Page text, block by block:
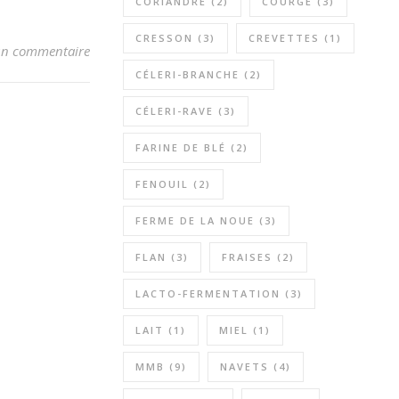
commentaire
CRESSON (3) CREVETTES (1)
CÉLERI-BRANCHE (2)
CÉLERI-RAVE (3)
FARINE DE BLÉ (2)
FENOUIL (2)
FERME DE LA NOUE (3)
FLAN (3) FRAISES (2)
LACTO-FERMENTATION (3)
LAIT (1) MIEL (1)
MMB (9) NAVETS (4)